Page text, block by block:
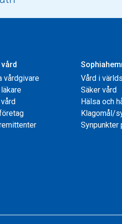
vårdgivare
Vård i
Säker vård
Hälsa och
Klagomål/
Synpunkter